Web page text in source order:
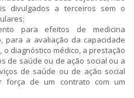
divulgados a terceiros sem o
para efeitos de medicina
para a avaliação da capacidade
diagnóstico médico, a prestação
de saúde ou de ação social ou a
de saúde ou de ação social
de um contrato com um